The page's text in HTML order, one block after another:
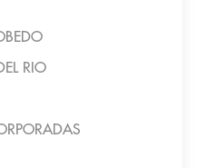
RIO